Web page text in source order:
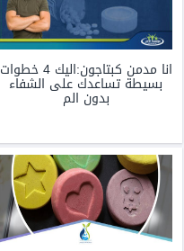
انا مدمن كبتاجون:اليك 4 خطوات
بسيطة تساعدك على الشفاء
بدون الم